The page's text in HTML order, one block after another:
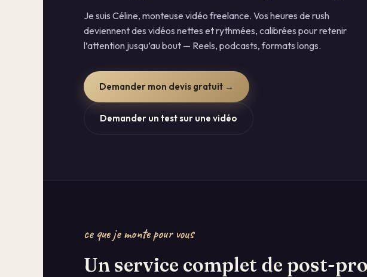
Je suis Céline, monteuse vidéo freelance. Vos heures de rush
deviennent des vidéos nettes et rythmées, calibrées pour retenir
l’attention jusqu’au bout — Reels, podcasts, formats longs.
Demander mon devis gratuit →
Demander un test sur une vidéo
ce que je monte pour vous
Un service complet de post-